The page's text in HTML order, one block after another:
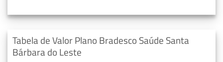
Tabela de Valor Plano Bradesco Saúde Santa
Bárbara do Leste